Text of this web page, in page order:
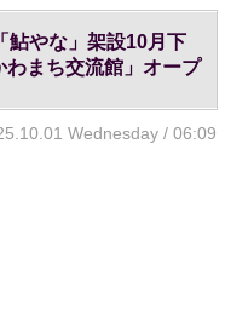
やな」架設10月下
まち交流館」オープ
Wednesday / 06:09